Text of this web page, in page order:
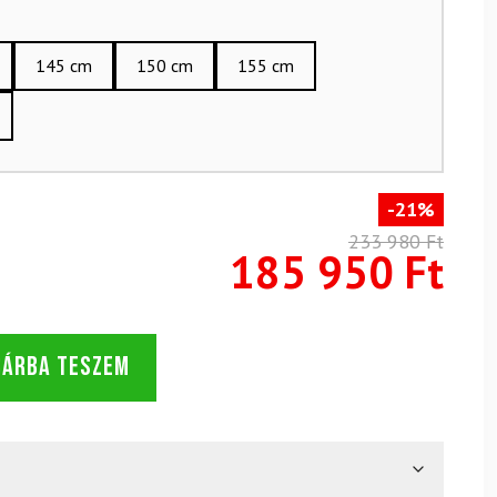
145 cm 150 cm 155 cm
-21%
233 980 Ft
185 950 Ft
TESZEM